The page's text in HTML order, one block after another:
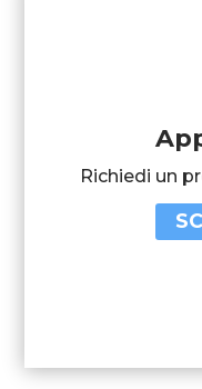
Richiedi un